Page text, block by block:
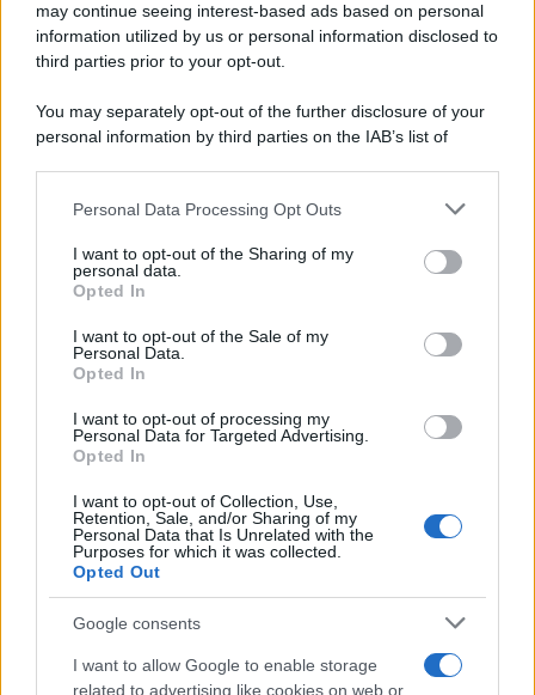
may continue seeing interest-based ads based on personal
information utilized by us or personal information disclosed to
third parties prior to your opt-out.
You may separately opt-out of the further disclosure of your
personal information by third parties on the IAB’s list of
This information may also be disclosed by us to third parties
disclose it to other third parties.
Please note that this website/app uses one or more Google
services and may gather and store information including but
not limited to your visit or usage behaviour. You may click to
grant or deny consent to Google and its third-party tags to
consent section.
Personal Data Processing Opt Outs
I want to opt-out of the Sharing of my
personal data.
Opted In
I want to opt-out of the Sale of my
Personal Data.
Opted In
I want to opt-out of processing my
Personal Data for Targeted Advertising.
Opted In
I want to opt-out of Collection, Use,
Retention, Sale, and/or Sharing of my
Personal Data that Is Unrelated with the
Purposes for which it was collected.
Opted Out
Google consents
I want to allow Google to enable storage
related to advertising like cookies on web or